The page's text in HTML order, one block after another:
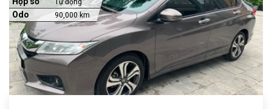
Tự động
Odo 90,000 km